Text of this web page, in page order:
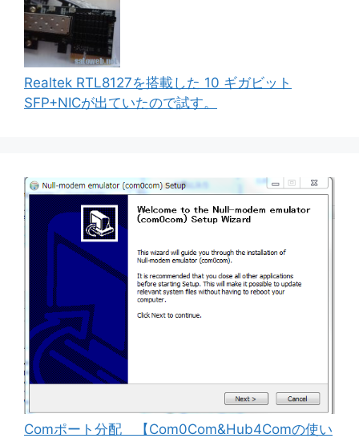
Realtek RTL8127を搭載した 10 ギガビット
SFP+NICが出ていたので試す。
Comポート分配 【Com0Com&Hub4Comの使い